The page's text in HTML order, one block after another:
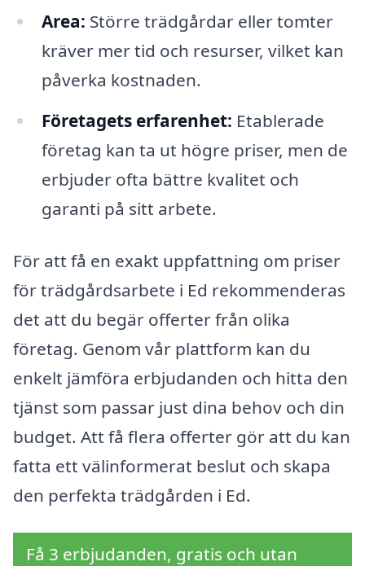
Area: Större trädgårdar eller tomter
kräver mer tid och resurser, vilket kan
påverka kostnaden.
Företagets erfarenhet: Etablerade
företag kan ta ut högre priser, men de
erbjuder ofta bättre kvalitet och
garanti på sitt arbete.
För att få en exakt uppfattning om priser
för trädgårdsarbete i Ed rekommenderas
det att du begär offerter från olika
företag. Genom vår plattform kan du
enkelt jämföra erbjudanden och hitta den
tjänst som passar just dina behov och din
budget. Att få flera offerter gör att du kan
fatta ett välinformerat beslut och skapa
den perfekta trädgården i Ed.
Få 3 erbjudanden, gratis och utan